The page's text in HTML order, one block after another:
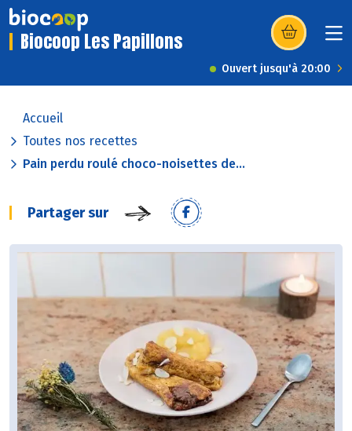
Biocoop Les Papillons (s’ouvre dans
Ouvert jusqu'à 20:00
Accueil
Toutes nos recettes
Pain perdu roulé choco-noisettes de...
Partager sur